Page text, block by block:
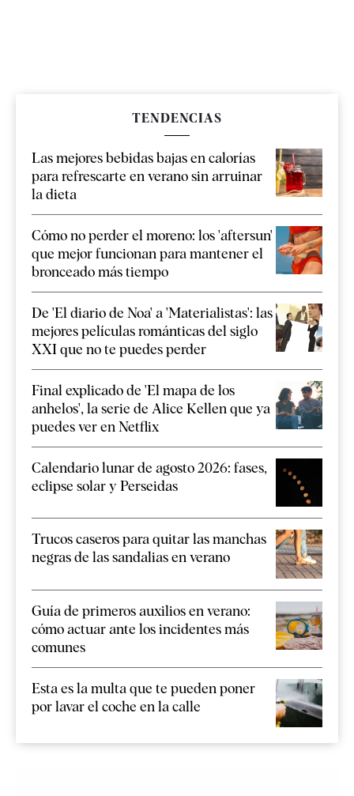
TENDENCIAS
Las mejores bebidas bajas en calorías
para refrescarte en verano sin arruinar
la dieta
Cómo no perder el moreno: los 'aftersun'
que mejor funcionan para mantener el
bronceado más tiempo
De 'El diario de Noa' a 'Materialistas': las
mejores películas románticas del siglo
XXI que no te puedes perder
Final explicado de 'El mapa de los
anhelos', la serie de Alice Kellen que ya
puedes ver en Netflix
Calendario lunar de agosto 2026: fases,
eclipse solar y Perseidas
Trucos caseros para quitar las manchas
negras de las sandalias en verano
Guía de primeros auxilios en verano:
cómo actuar ante los incidentes más
comunes
Esta es la multa que te pueden poner
por lavar el coche en la calle